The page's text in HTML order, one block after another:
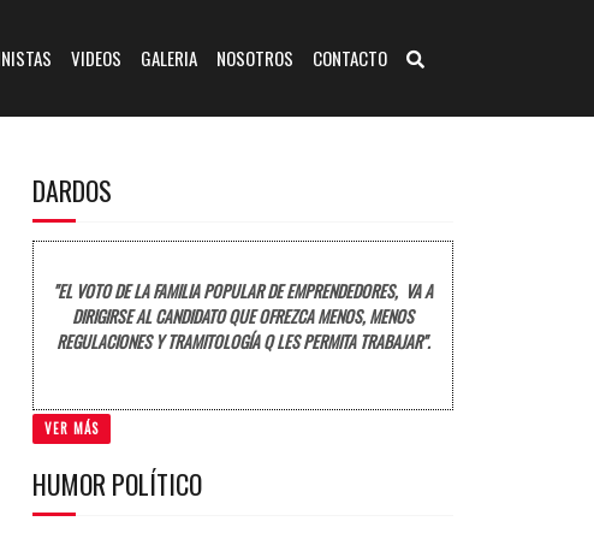
VIDEOS GALERIA NOSOTROS CONTACTO
DARDOS
"EL VOTO DE LA FAMILIA POPULAR DE EMPRENDEDORES, VA A
DIRIGIRSE AL CANDIDATO QUE OFREZCA MENOS, MENOS
REGULACIONES Y TRAMITOLOGÍA Q LES PERMITA TRABAJAR".
VER MÁS
HUMOR POLÍTICO